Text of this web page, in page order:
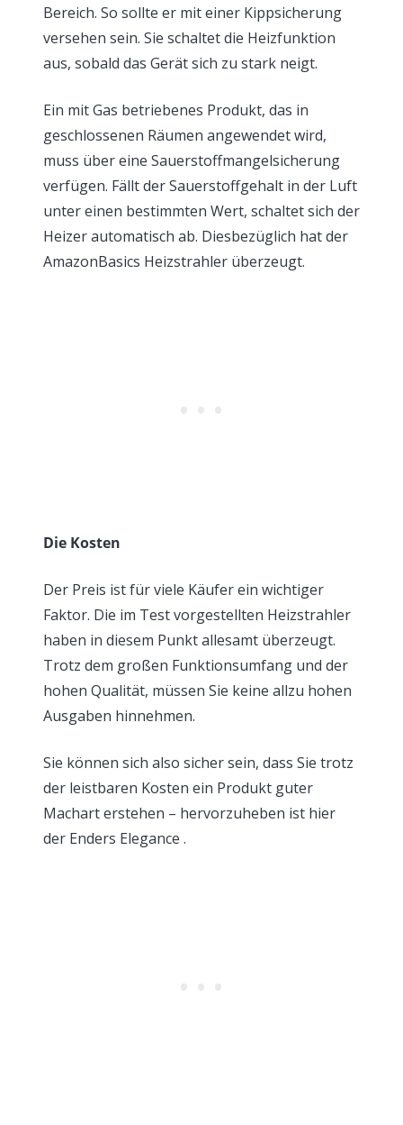
Bereich. So sollte er mit einer Kippsicherung
versehen sein. Sie schaltet die Heizfunktion
aus, sobald das Gerät sich zu stark neigt.
Ein mit Gas betriebenes Produkt, das in
geschlossenen Räumen angewendet wird,
muss über eine Sauerstoffmangelsicherung
verfügen. Fällt der Sauerstoffgehalt in der Luft
unter einen bestimmten Wert, schaltet sich der
Heizer automatisch ab. Diesbezüglich hat der
AmazonBasics Heizstrahler überzeugt.
Die Kosten
Der Preis ist für viele Käufer ein wichtiger
Faktor. Die im Test vorgestellten Heizstrahler
haben in diesem Punkt allesamt überzeugt.
Trotz dem großen Funktionsumfang und der
hohen Qualität, müssen Sie keine allzu hohen
Ausgaben hinnehmen.
Sie können sich also sicher sein, dass Sie trotz
der leistbaren Kosten ein Produkt guter
Machart erstehen – hervorzuheben ist hier
der Enders Elegance .